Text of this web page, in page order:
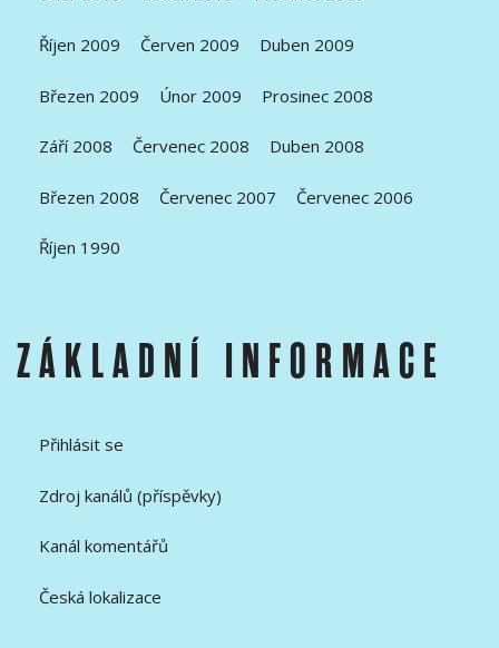
Říjen 2009 Červen 2009 Duben 2009
Březen 2009 Únor 2009 Prosinec 2008
Září 2008 Červenec 2008 Duben 2008
Březen 2008 Červenec 2007 Červenec 2006
Říjen 1990
ZÁKLADNÍ INFORMACE
Přihlásit se
Zdroj kanálů (příspěvky)
Kanál komentářů
Česká lokalizace